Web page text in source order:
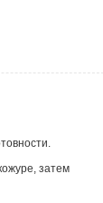
затем